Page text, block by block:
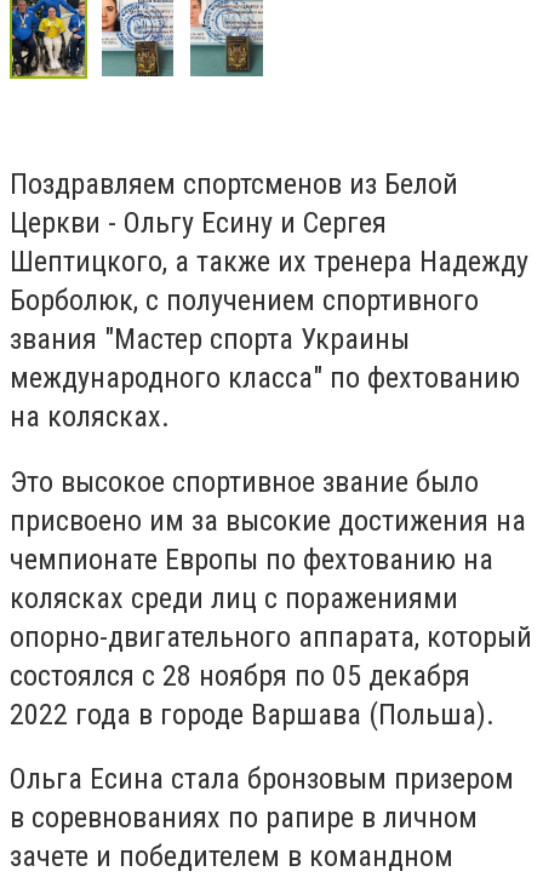
Поздравляем спортсменов из Белой
Церкви - Ольгу Есину и Сергея
Шептицкого, а также их тренера Надежду
Борболюк, с получением спортивного
звания "Мастер спорта Украины
международного класса" по фехтованию
на колясках.
Это высокое спортивное звание было
присвоено им за высокие достижения на
чемпионате Европы по фехтованию на
колясках среди лиц с поражениями
опорно-двигательного аппарата, который
состоялся с 28 ноября по 05 декабря
2022 года в городе Варшава (Польша).
Ольга Есина стала бронзовым призером
в соревнованиях по рапире в личном
зачете и победителем в командном